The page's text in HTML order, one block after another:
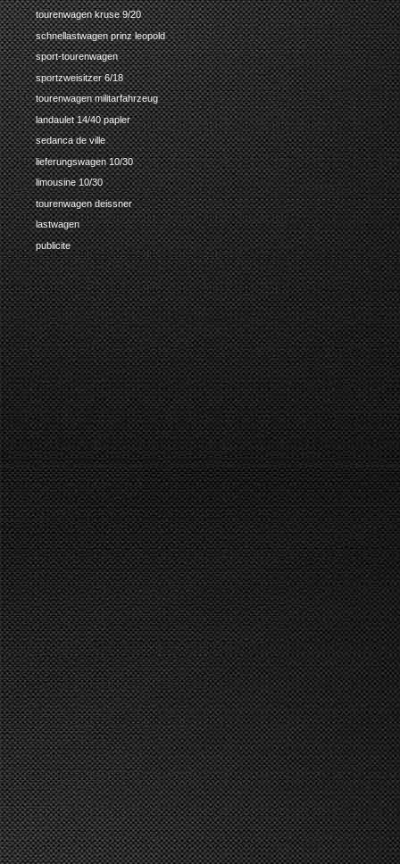
tourenwagen kruse 9/20
schnellastwagen prinz leopold
sport-tourenwagen
sportzweisitzer 6/18
tourenwagen militarfahrzeug
landaulet 14/40 papler
sedanca de ville
lieferungswagen 10/30
limousine 10/30
tourenwagen deissner
lastwagen
publicite